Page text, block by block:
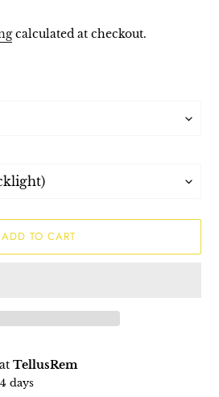
calculated at checkout.
ADD TO CART
TellusRem
days